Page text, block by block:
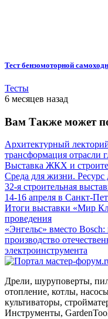
Тест бензомоторной
Тесты
6 месяцев назад
Вам Также может
Архитектурный
трансформация отрасли
Выставка ЖКХ и
Среда для жизни. Ресурс
32-я строительная
14-16 апреля в Санкт-
Итоги выставки «Мир
проведения
«Энгельс» вместо
производство
электроинструмента
Дрели, шуруповерты,
отопление, котлы,
культиваторы,
Инструменты,